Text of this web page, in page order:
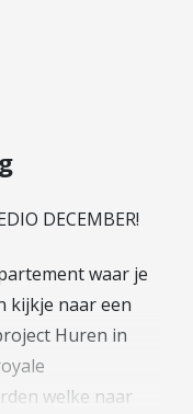
DECEMBER!
waar je
kijkje naar een
Huren in
welke naar